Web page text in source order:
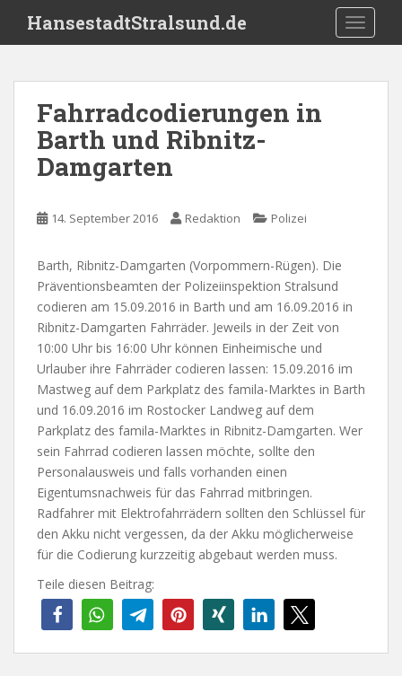
i
HansestadtStralsund.de
Fahrradcodierungen in
Barth und Ribnitz-
Damgarten
14. September 2016 Redaktion Polizei
Barth, Ribnitz-Damgarten (Vorpommern-Rügen). Die
Präventionsbeamten der Polizeiinspektion Stralsund
codieren am 15.09.2016 in Barth und am 16.09.2016 in
Ribnitz-Damgarten Fahrräder. Jeweils in der Zeit von
10:00 Uhr bis 16:00 Uhr können Einheimische und
Urlauber ihre Fahrräder codieren lassen: 15.09.2016 im
Mastweg auf dem Parkplatz des famila-Marktes in Barth
und 16.09.2016 im Rostocker Landweg auf dem
Parkplatz des famila-Marktes in Ribnitz-Damgarten. Wer
sein Fahrrad codieren lassen möchte, sollte den
Personalausweis und falls vorhanden einen
Eigentumsnachweis für das Fahrrad mitbringen.
Radfahrer mit Elektrofahrrädern sollten den Schlüssel für
den Akku nicht vergessen, da der Akku möglicherweise
für die Codierung kurzzeitig abgebaut werden muss.
Teile diesen Beitrag: